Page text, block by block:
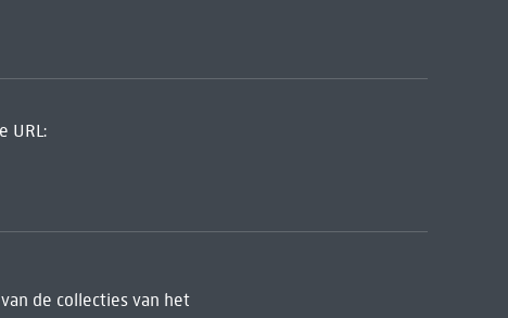
URL:
de collecties van het